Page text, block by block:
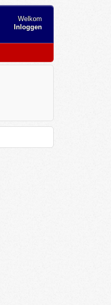
Welkom
Inloggen